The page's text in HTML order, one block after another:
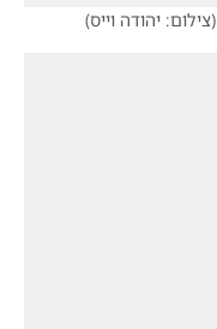
(צילום: יהודה וייס)